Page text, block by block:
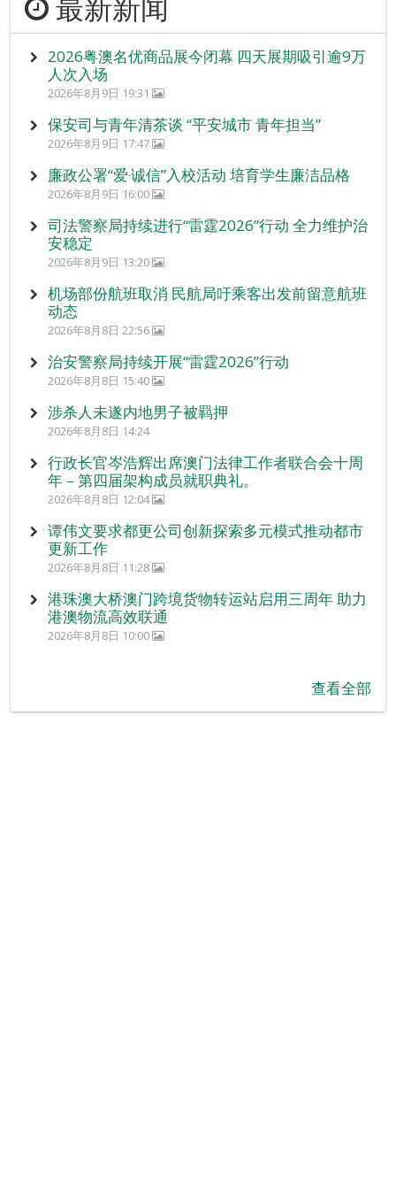
最新新闻
2026粤澳名优商品展今闭幕 四天展期吸引逾9万
人次入场
2026年8月9日 19:31
保安司与青年清茶谈 “平安城市 青年担当”
2026年8月9日 17:47
廉政公署“爱‧诚信”入校活动 培育学生廉洁品格
2026年8月9日 16:00
司法警察局持续进行“雷霆2026”行动 全力维护治
安稳定
2026年8月9日 13:20
机场部份航班取消 民航局吁乘客出发前留意航班
动态
2026年8月8日 22:56
治安警察局持续开展“雷霆2026”行动
2026年8月8日 15:40
涉杀人未遂内地男子被羁押
2026年8月8日 14:24
行政长官岑浩辉出席澳门法律工作者联合会十周
年 – 第四届架构成员就职典礼。
2026年8月8日 12:04
谭伟文要求都更公司创新探索多元模式推动都市
更新工作
2026年8月8日 11:28
港珠澳大桥澳门跨境货物转运站启用三周年 助力
港澳物流高效联通
2026年8月8日 10:00
查看全部